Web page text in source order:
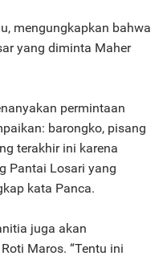
mengungkapkan bahwa
yang diminta Maher
permintaan
barongko, pisang
terakhir ini karena
Pantai Losari yang
kata Panca.
juga akan
Maros. “Tentu ini